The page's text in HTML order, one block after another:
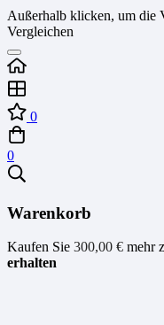
Außerhalb klicken, um die
Vergleichen
0
0
Warenkorb
Kaufen Sie 300,00 € mehr
erhalten